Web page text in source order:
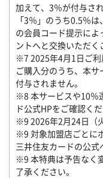
加えて、3％が付与さ
「3％」のうち0.5％
の会員コード提示によ
ントへと交換いただく
※7 2025年4月1日ご利
ご購入分のうち、本
付与されません。
※8 本サービスや10％
ド公式HPをご確認くだ
※9 2026年2月24日（
※9 対象加盟店ごとに
三井住友カードの公式
※9 本特典は予告なく
了承ください。